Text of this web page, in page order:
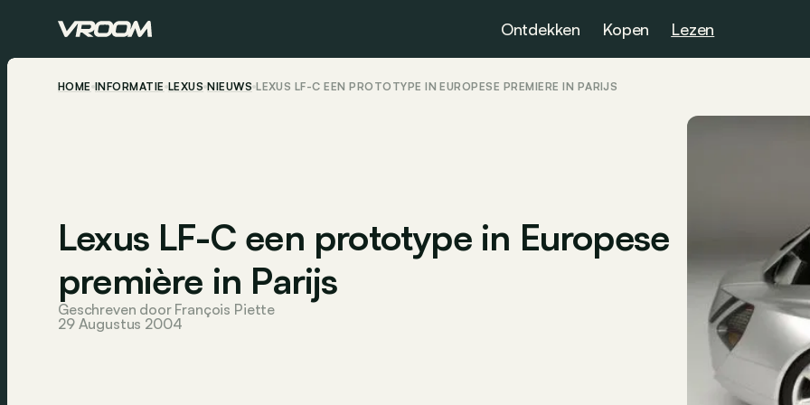
Ontdekken Kopen Lezen
HOME INFORMATIE LEXUS NIEUWS LEXUS LF-C EEN PROTOTYPE IN EUROPESE PREMIÈRE IN PARIJS
Lexus LF-C een prototype in Europese
première in Parijs
Geschreven door François Piette
29 Augustus 2004